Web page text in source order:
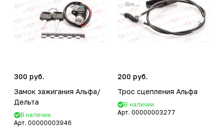
300 руб.
Замок зажигания Альфа/
Дельта
В наличии
Арт. 00000003946
200 руб.
Трос сцепления Альфа
В наличии
Арт. 00000003277